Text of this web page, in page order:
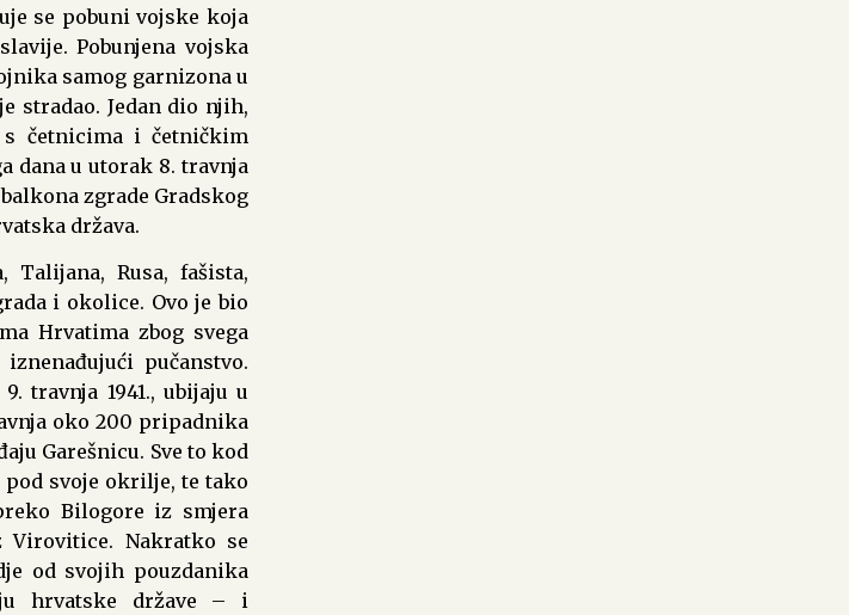
se pobuni vojske koja
Pobunjena vojska
samog garnizona u
stradao. Jedan dio njih,
četnicima i četničkim
dana u utorak 8. travnja
zgrade Gradskog
država.
Talijana, Rusa, fašista,
i okolice. Ovo je bio
Hrvatima zbog svega
pučanstvo.
travnja 1941., ubijaju u
oko 200 pripadnika
Garešnicu. Sve to kod
svoje okrilje, te tako
Bilogore iz smjera
Nakratko se
od svojih pouzdanika
hrvatske države – i